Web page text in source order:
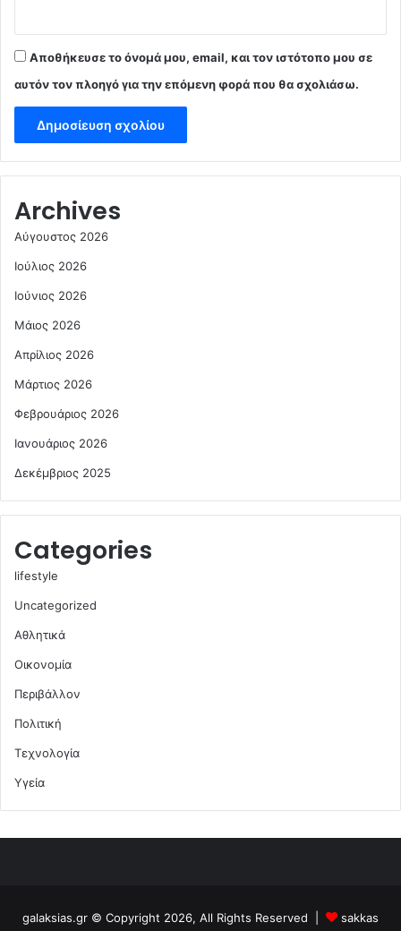
Αποθήκευσε το όνομά μου, email, και τον ιστότοπο μου σε
αυτόν τον πλοηγό για την επόμενη φορά που θα σχολιάσω.
Archives
Αύγουστος 2026
Ιούλιος 2026
Ιούνιος 2026
Μάιος 2026
Απρίλιος 2026
Μάρτιος 2026
Φεβρουάριος 2026
Ιανουάριος 2026
Δεκέμβριος 2025
Categories
lifestyle
Uncategorized
Αθλητικά
Οικονομία
Περιβάλλον
Πολιτική
Τεχνολογία
Υγεία
galaksias.gr © Copyright 2026, All Rights Reserved | sakkas